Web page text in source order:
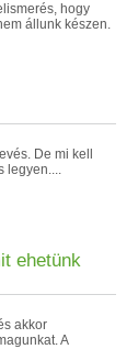
hogy
állunk készen.
De mi kell
legyen....
ehetünk
akkor
A